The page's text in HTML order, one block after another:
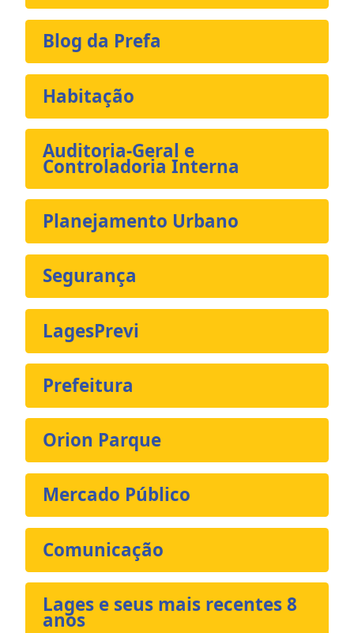
Blog da Prefa
Habitação
Auditoria-Geral e
Controladoria Interna
Planejamento Urbano
Segurança
LagesPrevi
Prefeitura
Orion Parque
Mercado Público
Comunicação
Lages e seus mais recentes 8
anos